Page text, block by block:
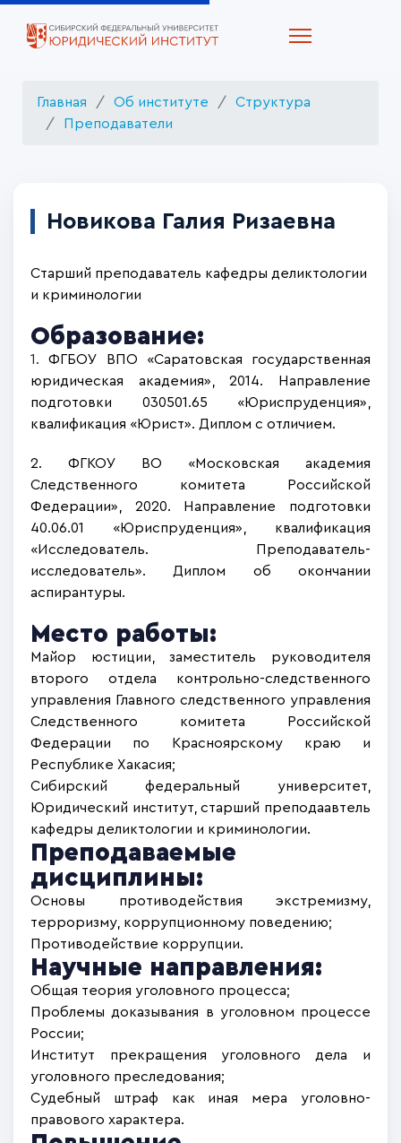
Главная Об институте
Структура
Преподаватели
Новикова Галия Ризаевна
Старший преподаватель кафедры деликтологии
и криминологии
Образование:
1.ФГБОУ ВПО «Саратовская государственная
юридическая академия», 2014. Направление
подготовки 030501.65 «Юриспруденция»,
квалификация «Юрист». Диплом с отличием.
2. ФГКОУ ВО «Московская академия
Следственного комитета Российской
Федерации», 2020. Направление подготовки
40.06.01 «Юриспруденция», квалификация
«Исследователь. Преподаватель-
исследователь». Диплом об окончании
аспирантуры.
Место работы:
Майор юстиции, заместитель руководителя
второго отдела контрольно-следственного
управления Главного следственного управления
Следственного комитета Российской
Федерации по Красноярскому краю и
Республике Хакасия;
Сибирский федеральный университет,
Юридический институт, старший преподаавтель
кафедры деликтологии и криминологии.
Преподаваемые
дисциплины:
Основы противодействия экстремизму,
терроризму, коррупционному поведению;
Противодействие коррупции.
Научные направления:
Общая теория уголовного процесса;
Проблемы доказывания в уголовном процессе
России;
Институт прекращения уголовного дела и
уголовного преследования;
Судебный штраф как иная мера уголовно-
правового характера.